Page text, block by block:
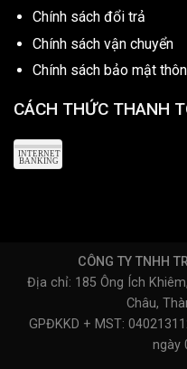
Chính sách đổi trả
Chính sách vận chuyển
Chính sách bảo mật
CÁCH THỨC THANH
CÔNG TY TNHH
Địa chỉ: 185 Ông Ích
Châu,
GPĐKKD + MST:
ngày